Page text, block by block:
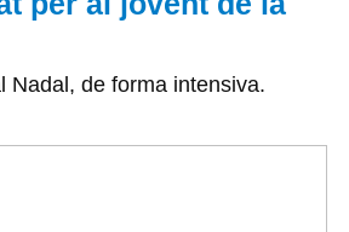
Nadal, de forma intensiva.